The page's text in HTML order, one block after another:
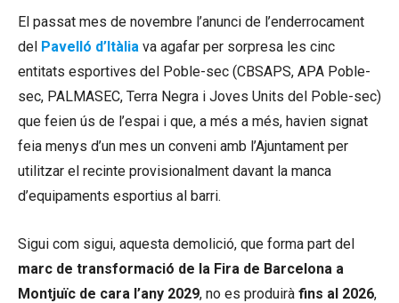
El passat mes de novembre l’anunci de l’enderrocament
del Pavelló d’Itàlia va agafar per sorpresa les cinc
entitats esportives del Poble-sec (CBSAPS, APA Poble-
sec, PALMASEC, Terra Negra i Joves Units del Poble-sec)
que feien ús de l’espai i que, a més a més, havien signat
feia menys d’un mes un conveni amb l’Ajuntament per
utilitzar el recinte provisionalment davant la manca
d’equipaments esportius al barri.
Sigui com sigui, aquesta demolició, que forma part del
marc de transformació de la Fira de Barcelona a
Montjuïc de cara l’any 2029, no es produirà fins al 2026,